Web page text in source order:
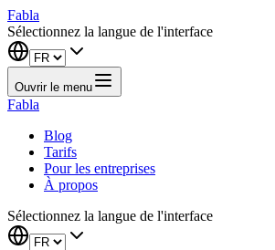
Fabla
Sélectionnez la langue de l'interface
Ouvrir le menu
Fabla
Blog
Tarifs
Pour les entreprises
À propos
Sélectionnez la langue de l'interface